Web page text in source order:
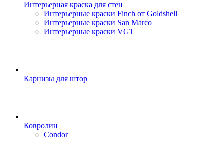
Интерьерная краска для стен
Интерьерные краски Finch от Goldshell
Интерьерные краски San Marco
Интерьерные краски VGT
Карнизы для штор
Ковролин
Condor